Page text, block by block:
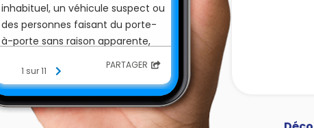
inhabituel, un véhicule suspect ou
des personnes faisant du porte-
à-porte sans raison apparente,
mairie ou à contacter la
gendarmerie si la situation le
justifie.
La vigilance de chacun contribue
1 sur 11 PARTAGER